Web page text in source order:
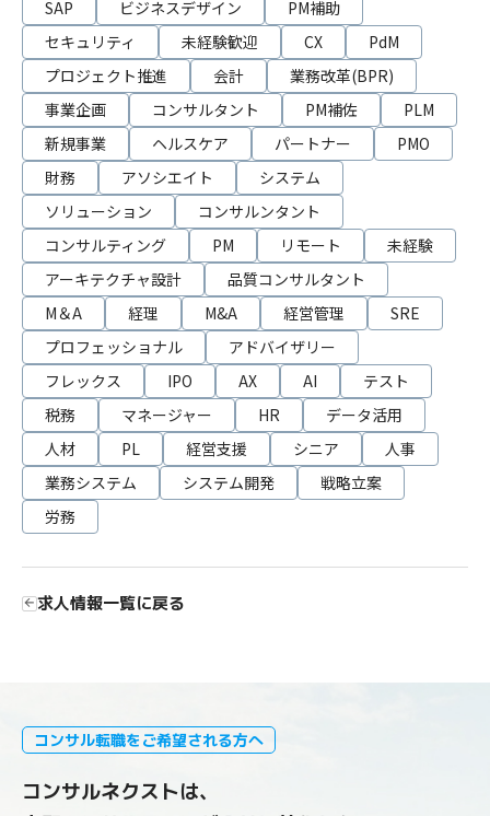
SAP ビジネスデザイン
PM補助
セキュリティ
未経験歓迎 CX
PdM
プロジェクト推進
会計
業務改革(BPR)
事業企画
コンサルタント PM補佐
PLM
新規事業
ヘルスケア パートナー
PMO
財務
アソシエイト
システム
ソリューション
コンサルンタント
コンサルティング
PM リモート
未経験
アーキテクチャ設計
品質コンサルタント
M＆A
経理 M&A 経営管理
SRE
プロフェッショナル
アドバイザリー
フレックス
IPO AX AI
テスト
税務
マネージャー HR
データ活用
人材
PL 経営支援 シニア
人事
業務システム
システム開発
戦略立案
労務
求人情報一覧に戻る
コンサル転職をご希望される方へ
コンサルネクストは、